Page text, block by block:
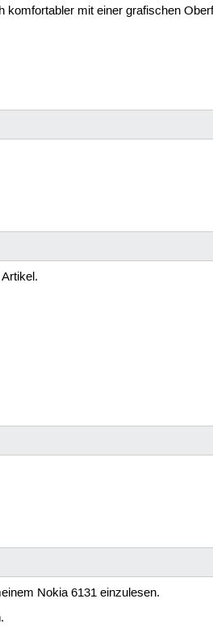
mit einer grafischen
Nokia 6131 einzulesen.